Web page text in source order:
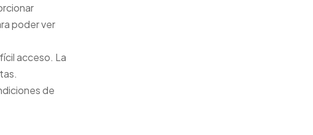
poder ver
acceso. La
de